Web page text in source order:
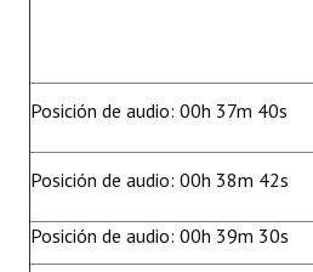
Posición de audio: 00h 37m 40s
Posición de audio: 00h 38m 42s
Posición de audio: 00h 39m 30s